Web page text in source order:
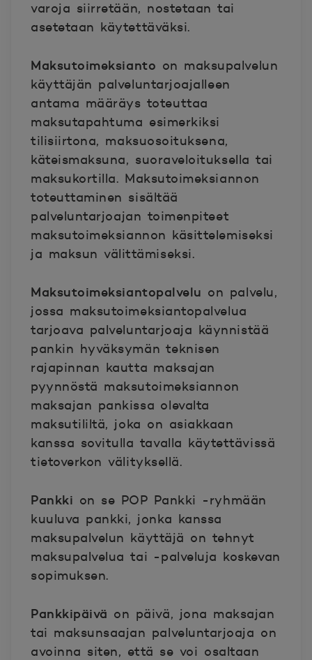
varoja siirretään, nostetaan tai
asetetaan käytettäväksi.
Maksutoimeksianto on maksupalvelun
käyttäjän palveluntarjoajalleen
antama määräys toteuttaa
maksutapahtuma esimerkiksi
tilisiirtona, maksuosoituksena,
käteismaksuna, suoraveloituksella tai
maksukortilla. Maksutoimeksiannon
toteuttaminen sisältää
palveluntarjoajan toimenpiteet
maksutoimeksiannon käsittelemiseksi
ja maksun välittämiseksi.
Maksutoimeksiantopalvelu on palvelu,
jossa maksutoimeksiantopalvelua
tarjoava palveluntarjoaja käynnistää
pankin hyväksymän teknisen
rajapinnan kautta maksajan
pyynnöstä maksutoimeksiannon
maksajan pankissa olevalta
maksutililtä, joka on asiakkaan
kanssa sovitulla tavalla käytettävissä
tietoverkon välityksellä.
Pankki on se POP Pankki -ryhmään
kuuluva pankki, jonka kanssa
maksupalvelun käyttäjä on tehnyt
maksupalvelua tai -palveluja koskevan
sopimuksen.
Pankkipäivä on päivä, jona maksajan
tai maksunsaajan palveluntarjoaja on
avoinna siten, että se voi osaltaan